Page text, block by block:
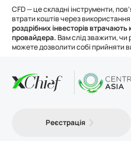
CFD — це складні інструменти,
втрати коштів через
роздрібних інвесторів втрачають
провайдера.Вам слід зважити, чи
можете дозволити собі прийняти
ТоргівляРеєстрація